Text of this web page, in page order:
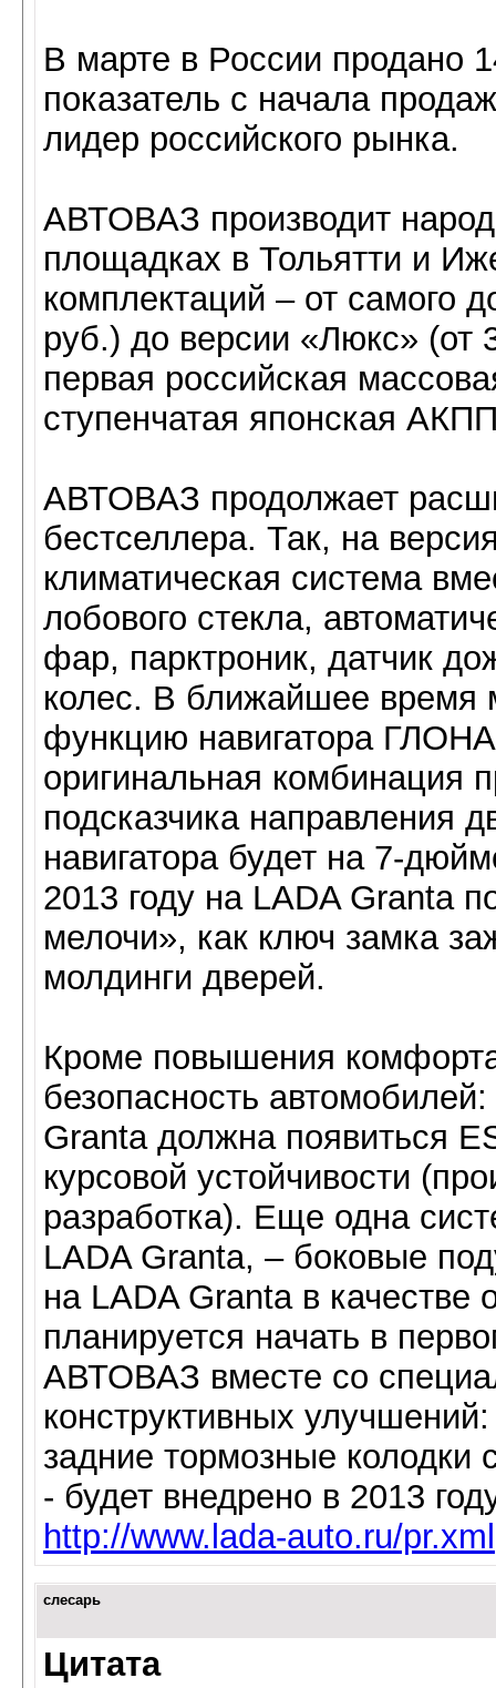
В марте в России продано
показатель с начала
лидер российского рынка.
АВТОВАЗ производит
площадках в Тольятти и
комплектаций – от самого
руб.) до версии «Люкс» (от
первая российская
ступенчатая японская
АВТОВАЗ продолжает
бестселлера. Так, на
климатическая система
лобового стекла,
фар, парктроник, датчик
колес. В ближайшее время
функцию навигатора
оригинальная комбинация
подсказчика направления
навигатора будет на 7-
2013 году на LADA Granta
мелочи», как ключ замка
молдинги дверей.
Кроме повышения
безопасность
Granta должна появиться
курсовой устойчивости
разработка). Еще одна
LADA Granta, – боковые
на LADA Granta в качестве
планируется начать в
АВТОВАЗ вместе со
конструктивных
задние тормозные колодки
- будет внедрено в 2013
http://www.lada-auto.ru/pr.xml
слесарь
Цитата